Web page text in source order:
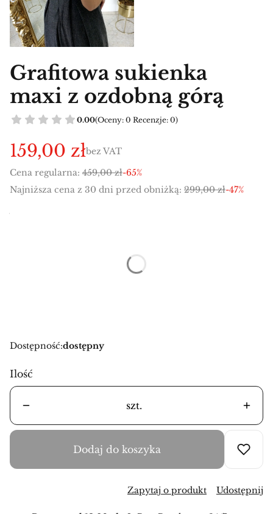
Grafitowa sukienka
maxi z ozdobną górą
0.00(Oceny: 0 Recenzje: 0)
159,00 złbez VAT
Cena regularna: 459,00 zł-65%
Najniższa cena z 30 dni przed obniżką: 299,00 zł-47%
Dostępność:dostępny
Ilość
szt.
Dodaj do koszyka
Zapytaj o produkt Udostępnij